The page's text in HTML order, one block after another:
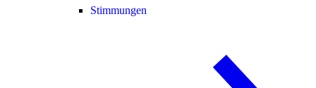
Stimmungen